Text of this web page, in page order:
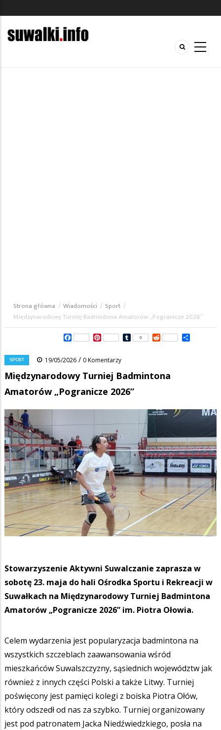
Ścieżka
nawigacyjna
Strona główna / Wiadomości / Sport /
Międzynarodowy Turniej Badmintona Amatorów „Pogranicze 2026”
FacebookPinterestTumblr
0 Reddit
SPORT 19/05/2026 / 0 Komentarzy
Międzynarodowy Turniej Badmintona
Amatorów „Pogranicze 2026”
Stowarzyszenie Aktywni Suwalczanie zaprasza w
sobotę 23. maja do hali Ośrodka Sportu i Rekreacji w
Suwałkach na Międzynarodowy Turniej Badmintona
Amatorów „Pogranicze 2026” im. Piotra Ołowia.
Celem wydarzenia jest popularyzacja badmintona na
wszystkich szczeblach zaawansowania wśród
mieszkańców Suwalszczyzny, sąsiednich województw jak
również z innych części Polski a także Litwy. Turniej
poświęcony jest pamięci kolegi z boiska Piotra Ołów,
który odszedł od nas za szybko. Turniej organizowany
jest pod patronatem Jacka Niedźwiedzkiego, posła na